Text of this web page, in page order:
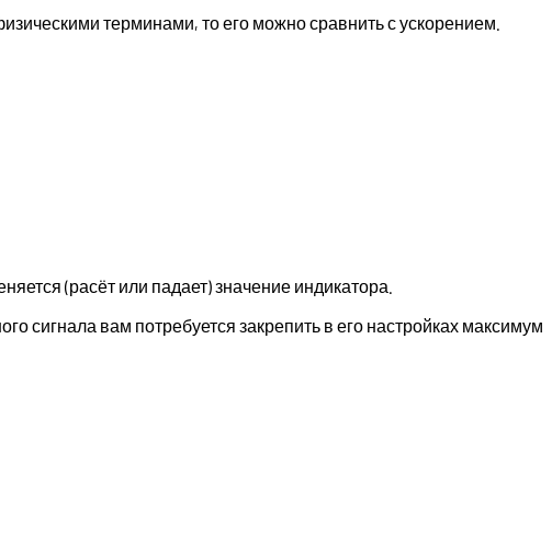
терминами, то его можно сравнить с ускорением.
(расёт или падает) значение индикатора.
сигнала вам потребуется закрепить в его настройках максимум